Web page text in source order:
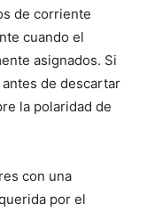
de corriente
cuando el
asignados. Si
de descartar
la polaridad de
con una
por el